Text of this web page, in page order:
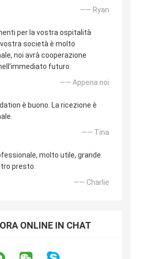
—— Ryan
per la vostra ospitalità
società è molto
noi avrà cooperazione
futuro.
—— Appena noi
è buono. La ricezione è
—— Tina
molto utile, grande.
presto.
—— Charlie
ONLINE IN CHAT